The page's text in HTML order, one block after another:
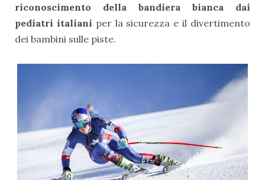
riconoscimento della bandiera bianca dai
pediatri italiani per la sicurezza e il divertimento
dei bambini sulle piste.